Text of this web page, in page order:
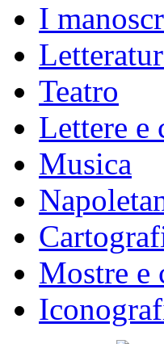
I
Teatro
Lettere e
Musica
Mostre e